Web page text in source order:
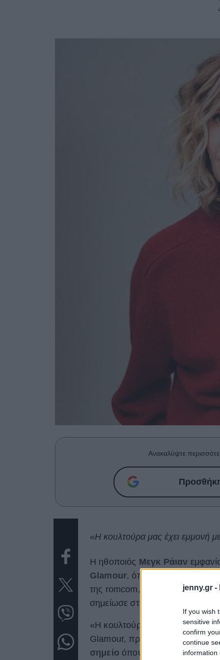
jenny.gr -
If you wish
sensitive
confirm
continue
information
Ask the
Γάμος
Ανακαλύψτε
«Η κουλτούρα μας έχει εμμονή
Η ηθοποιός Μεγκ Ράιαν
Glamour, όπου μίλησε για το
της romcom,
What Happens
σημείωσε στη συνέντευξή της ότι
«Η κουλτούρα μας έχει τόσο
Glamour, προσθέτοντας ότι
σημείο όπου βρίσκομαι». «